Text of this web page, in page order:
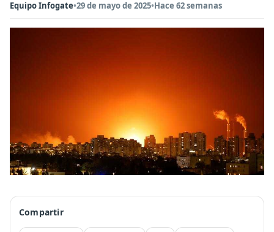
Equipo Infogate•29 de mayo de 2025•Hace 62 semanas
Compartir